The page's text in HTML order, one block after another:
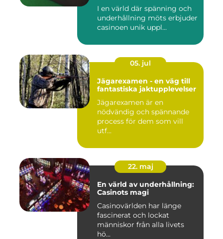
I en värld där spänning och
underhållning möts erbjuder
casinoen unik uppl...
05. jul
Jägarexamen - en väg till
fantastiska jaktupplevelser
Jägarexamen är en
nödvändig och spännande
process för dem som vill
utf...
22. maj
En värld av underhållning:
Casinots magi
Casinovärlden har länge
fascinerat och lockat
människor från alla livets
hö...